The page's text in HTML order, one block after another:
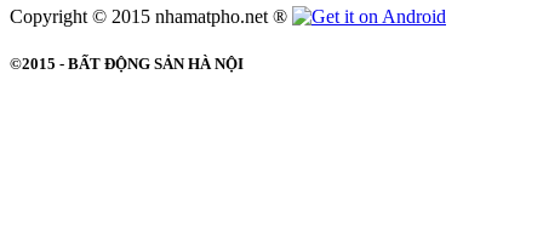
Copyright © 2015 nhamatpho.net ®
©2015 - BẤT ĐỘNG SẢN HÀ NỘI